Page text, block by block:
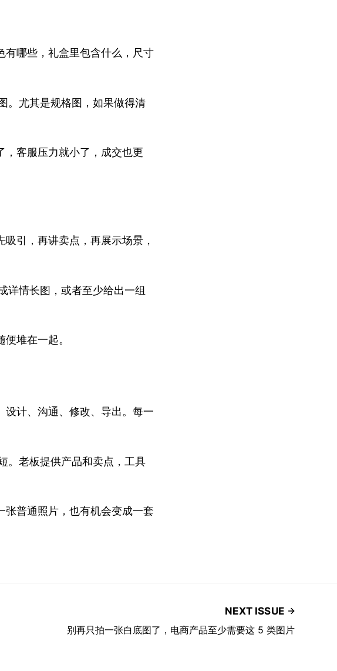
有哪些，礼盒里包含什么，尺寸
。尤其是规格图，如果做得清
，客服压力就小了，成交也更
引，再讲卖点，再展示场景，
详情长图，或者至少给出一组
堆在一起。
设计、沟通、修改、导出。每一
。老板提供产品和卖点，工具
普通照片，也有机会变成一套
NEXT ISSUE
别再只拍一张白底图了，电商产品至少需要这 5 类图片